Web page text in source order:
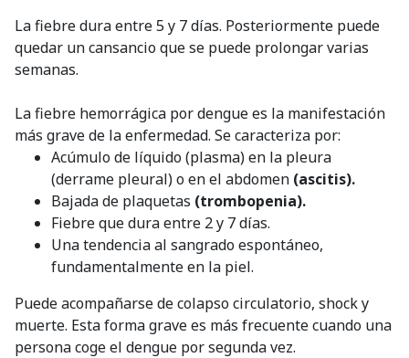
La fiebre dura entre 5 y 7 días. Posteriormente puede
quedar un cansancio que se puede prolongar varias
semanas.
La fiebre hemorrágica por dengue es la manifestación
más grave de la enfermedad. Se caracteriza por:
Acúmulo de líquido (plasma) en la pleura
(derrame pleural) o en el abdomen (ascitis).
Bajada de plaquetas (trombopenia).
Fiebre que dura entre 2 y 7 días.
Una tendencia al sangrado espontáneo,
fundamentalmente en la piel.
Puede acompañarse de colapso circulatorio, shock y
muerte. Esta forma grave es más frecuente cuando una
persona coge el dengue por segunda vez.